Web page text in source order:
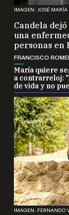
IMAGEN: JOSÉ MARÍA
Candela
una
personas en
FRANCISCO
María quiere
a contrarreloj:
de vida y no
IMAGEN: FERNANDO